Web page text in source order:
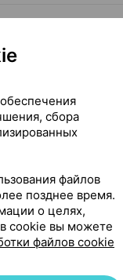
во время еды,
грудью,
сбора
файлов
позднее время.
о целях,
cookie вы можете
файлов cookie